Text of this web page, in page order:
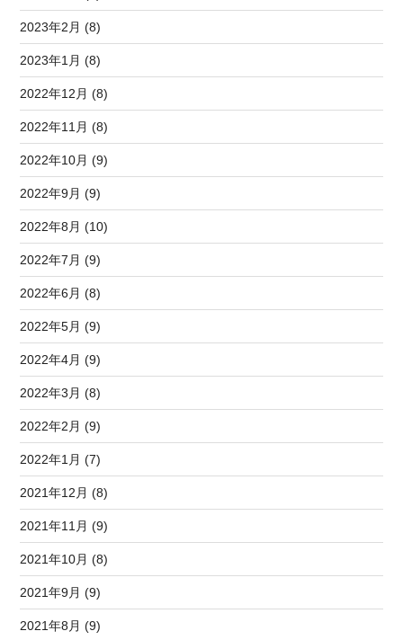
2023年2月 (8)
2023年1月 (8)
2022年12月 (8)
2022年11月 (8)
2022年10月 (9)
2022年9月 (9)
2022年8月 (10)
2022年7月 (9)
2022年6月 (8)
2022年5月 (9)
2022年4月 (9)
2022年3月 (8)
2022年2月 (9)
2022年1月 (7)
2021年12月 (8)
2021年11月 (9)
2021年10月 (8)
2021年9月 (9)
2021年8月 (9)